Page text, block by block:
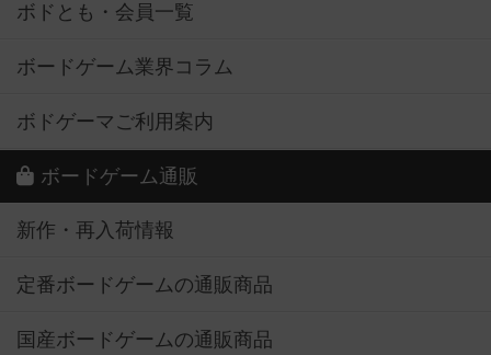
ボドとも・会員一覧
ボードゲーム業界コラム
ボドゲーマご利用案内
ボードゲーム通販
新作・再入荷情報
定番ボードゲームの通販商品
国産ボードゲームの通販商品